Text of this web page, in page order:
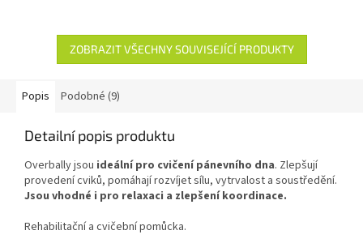
Ideální pro každodenní použití.
ZOBRAZIT VŠECHNY SOUVISEJÍCÍ PRODUKTY
Popis Podobné (9)
Detailní popis produktu
Overbally jsou ideální pro cvičení pánevního dna. Zlepšují
provedení cviků, pomáhají rozvíjet sílu, vytrvalost a soustředění.
Jsou vhodné i pro relaxaci a zlepšení koordinace.
Rehabilitační a cvičební pomůcka.